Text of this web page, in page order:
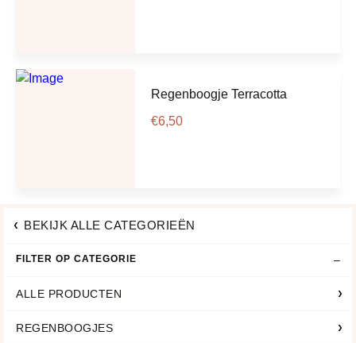
BEKIJK ALLE CATEGORIEËN
FILTER OP CATEGORIE
ALLE PRODUCTEN
REGENBOOGJES
Regenboogje Terracotta
€6,50